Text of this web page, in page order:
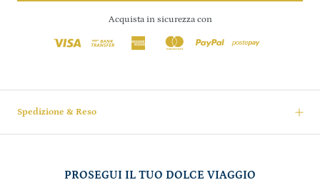
Acquista in sicurezza con
Spedizione & Reso
PROSEGUI IL TUO DOLCE VIAGGIO